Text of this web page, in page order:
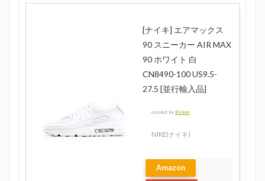
[ナイキ] エアマックス
90 スニーカー AIR MAX
90 ホワイト 白
CN8490-100 US9.5-
27.5 [並行輸入品]
created by Rinker
NIKE(ナイキ)
Amazon